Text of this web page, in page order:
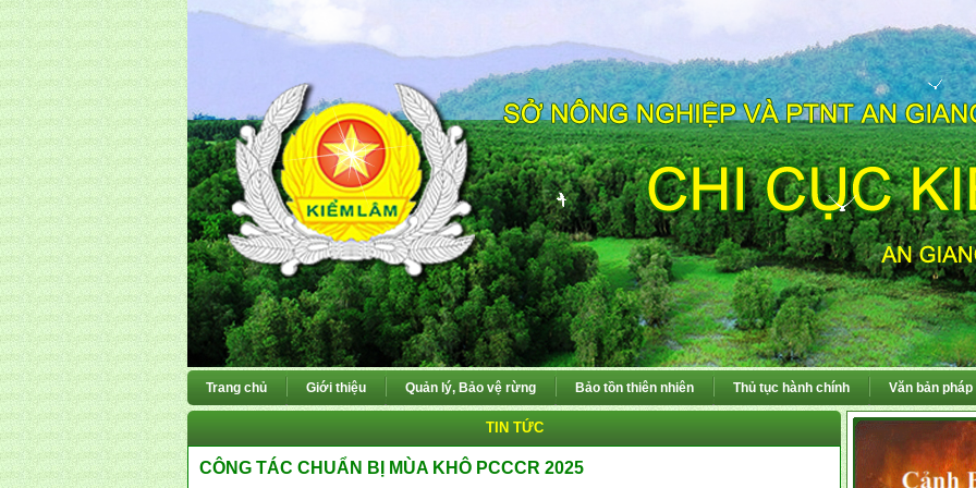
Trang chủ Giới thiệu Quản lý, Bảo vệ rừng Bảo tồn thiên nhiên Thủ tục hành chính Văn bản pháp
TIN TỨC
CÔNG TÁC CHUẨN BỊ MÙA KHÔ PCCCR 2025